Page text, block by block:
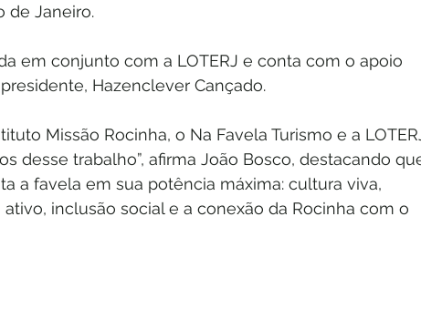
de Janeiro.
em conjunto com a LOTERJ e conta com o apoio
Hazenclever Cançado.
Missão Rocinha, o Na Favela Turismo e a
desse trabalho”, afirma João Bosco, destacando
a favela em sua potência máxima: cultura viva,
inclusão social e a conexão da Rocinha com o